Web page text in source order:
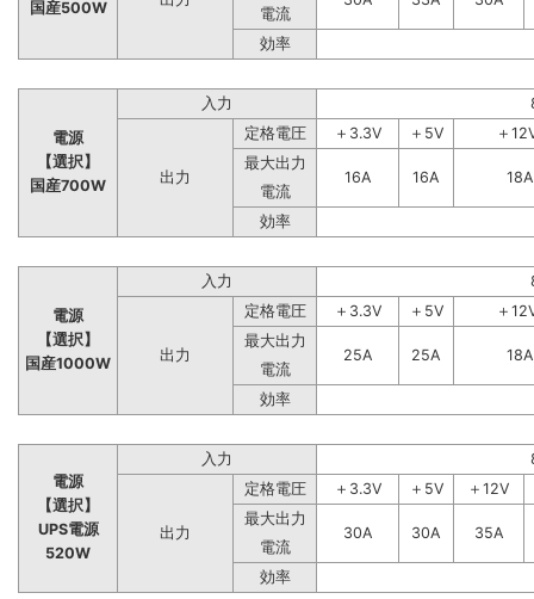
国産500W
電流
効率
電源
【選択】
国産700W
入力
出力
定格電圧 ＋3.3V ＋5V
＋
最大出力
16A
16A
18A
電流
効率
電源
【選択】
国産1000W
入力
出力
定格電圧 ＋3.3V ＋5V
＋
最大出力
25A
25A
18A
電流
効率
電源
【選択】
UPS電源
520W
入力
出力
定格電圧 ＋3.3V ＋5V
＋12V
最大出力
30A
30A
35A
電流
効率